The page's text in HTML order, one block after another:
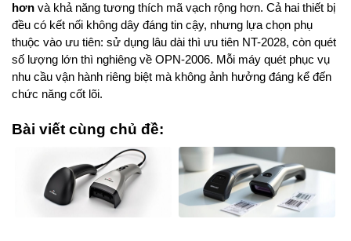
hơn và khả năng tương thích mã vạch rộng hơn. Cả hai thiết bị
đều có kết nối không dây đáng tin cậy, nhưng lựa chọn phụ
thuộc vào ưu tiên: sử dụng lâu dài thì ưu tiên NT-2028, còn quét
số lượng lớn thì nghiêng về OPN-2006. Mỗi máy quét phục vụ
nhu cầu vận hành riêng biệt mà không ảnh hưởng đáng kể đến
chức năng cốt lõi.
Bài viết cùng chủ đề: